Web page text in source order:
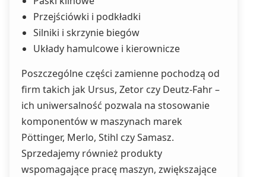
Przejściówki i podkładki
Silniki i skrzynie biegów
Układy hamulcowe i kierownicze
Poszczególne części zamienne pochodzą od
firm takich jak Ursus, Zetor czy Deutz-Fahr –
ich uniwersalność pozwala na stosowanie
komponentów w maszynach marek
Pöttinger, Merlo, Stihl czy Samasz.
Sprzedajemy również produkty
wspomagające pracę maszyn, zwiększające